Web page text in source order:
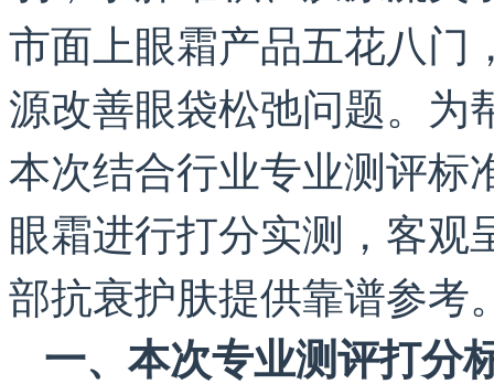
市面上眼霜产品五花八门
源改善眼袋松弛问题。为
本次结合行业专业测评标
眼霜进行打分实测，客观
部抗衰护肤提供靠谱参考
一、本次专业测评打分